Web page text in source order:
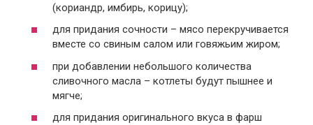
(кориандр, имбирь, корицу);
для придания сочности – мясо перекручивается
вместе со свиным салом или говяжьим жиром;
при добавлении небольшого количества
сливочного масла – котлеты будут пышнее и
мягче;
для придания оригинального вкуса в фарш